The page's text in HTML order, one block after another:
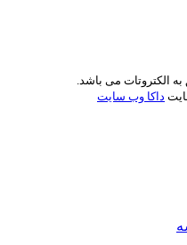
الکتروتات می باشد.
داکا وب سایت